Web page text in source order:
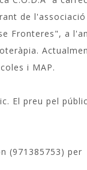
de l'associació
Fronteres", a
i MAP.
El preu pel
(971385753) per